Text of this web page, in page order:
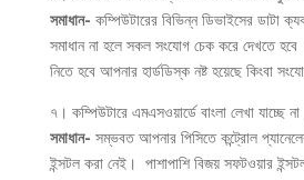
সমাধান- কম্পিউটারের বিভিন্ন ডিভাইসের ডাটা
সমাধান না হলে সকল সংযোগ চেক করে দেখতে
নিতে হবে আপনার হার্ডডিস্ক নষ্ট হয়েছে কিংবা
৭। কম্পিউটারে এমএসওয়ার্ডে বাংলা লেখা যাচ্ছে
সমাধান- সম্ভবত আপনার পিসিতে কন্ট্রোল
ইন্সটল করা নেই। পাশাপাশি বিজয় সফটওয়ার